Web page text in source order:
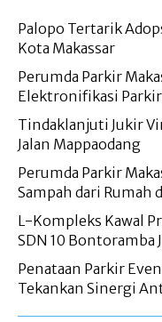
Palopo Tertarik
Kota Makassar
Perumda Parkir
Elektronifikasi Parkir
Tindaklanjuti Jukir
Jalan Mappaodang
Perumda Parkir
Sampah dari Rumah
L-Kompleks Kawal
SDN 10 Bontoramba
Penataan Parkir
Tekankan Sinergi